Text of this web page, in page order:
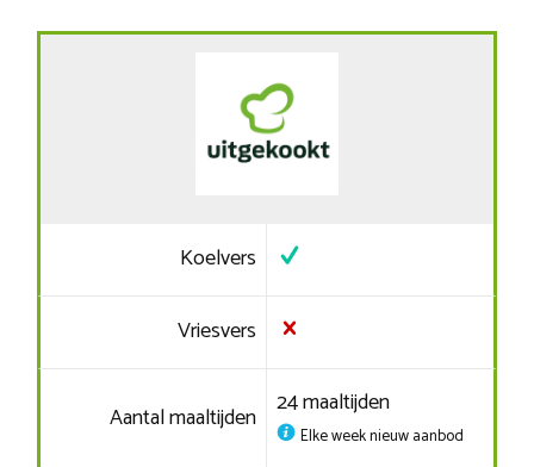
Koelvers
Vriesvers
Aantal maaltijden 24 maaltijden
Elke week nieuw aanbod